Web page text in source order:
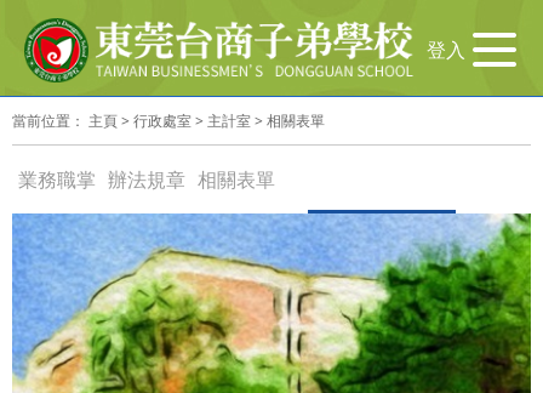
导
航
切
登入
當前位置： 主頁> 行政處室> 主計室> 相關表單
業務職掌 辦法規章 相關表單